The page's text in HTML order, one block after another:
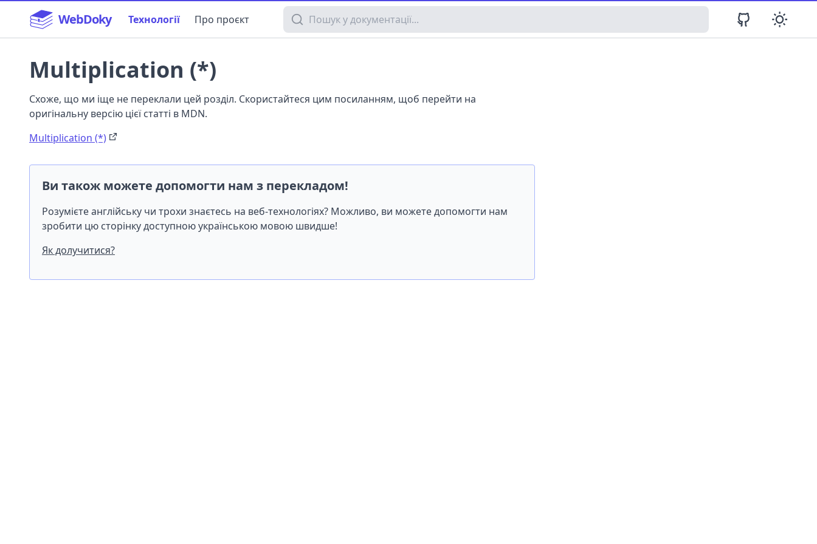
WebDoky Технології Про проєкт Пошук у документації
Multiplication (*)
Схоже, що ми іще не переклали цей розділ. Скористайтеся цим посиланням, щоб перейти на
оригінальну версію цієї статті в MDN.
Multiplication (*)
Ви також можете допомогти нам з перекладом!
Розумієте англійську чи трохи знаєтесь на веб-технологіях? Можливо, ви можете допомогти нам
зробити цю сторінку доступною українською мовою швидше!
Як долучитися?